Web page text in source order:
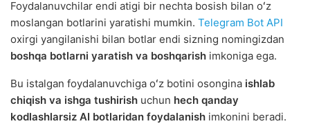
Foydalanuvchilar endi atigi bir nechta bosish bilan oʻz
moslangan botlarini yaratishi mumkin. Telegram Bot API
oxirgi yangilanishi bilan botlar endi sizning nomingizdan
boshqa botlarni yaratish va boshqarish imkoniga ega.
Bu istalgan foydalanuvchiga oʻz botini osongina ishlab
chiqish va ishga tushirish uchun hech qanday
kodlashlarsiz AI botlaridan foydalanish imkonini beradi.